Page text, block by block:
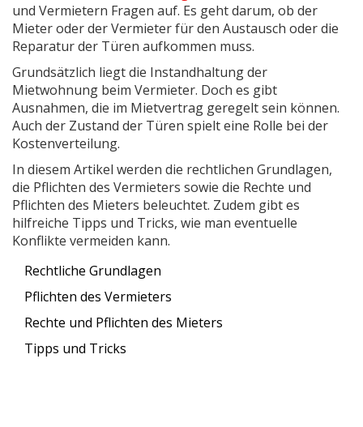
und Vermietern Fragen auf. Es geht darum, ob der
Mieter oder der Vermieter für den Austausch oder die
Reparatur der Türen aufkommen muss.
Grundsätzlich liegt die Instandhaltung der
Mietwohnung beim Vermieter. Doch es gibt
Ausnahmen, die im Mietvertrag geregelt sein können.
Auch der Zustand der Türen spielt eine Rolle bei der
Kostenverteilung.
In diesem Artikel werden die rechtlichen Grundlagen,
die Pflichten des Vermieters sowie die Rechte und
Pflichten des Mieters beleuchtet. Zudem gibt es
hilfreiche Tipps und Tricks, wie man eventuelle
Konflikte vermeiden kann.
Rechtliche Grundlagen
Pflichten des Vermieters
Rechte und Pflichten des Mieters
Tipps und Tricks